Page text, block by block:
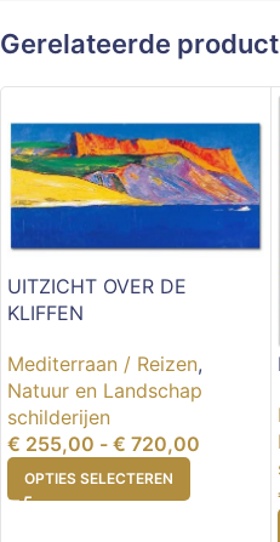
Gerelateerde
UITZICHT OVER DE
KLIFFEN
Mediterraan / Reizen,
Natuur en Landschap
schilderijen
€ 255,00 - € 720,00
OPTIES SELECTEREN